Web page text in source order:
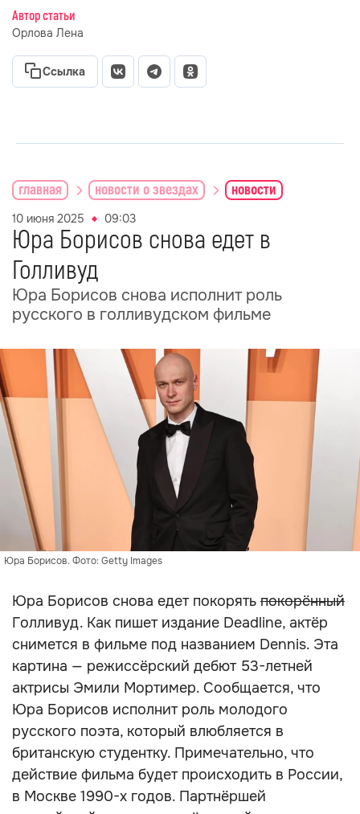
Автор статьи
Орлова Лена
Ссылка
главная новости о звездах новости
10 июня 2025 09:03
Юра Борисов снова едет в
Голливуд
Юра Борисов снова исполнит роль
русского в голливудском фильме
Юра Борисов. Фото: Getty Images
Юра Борисов снова едет покорять покорённый
Голливуд. Как пишет издание Deadline, актёр
снимется в фильме под названием Dennis. Эта
картина — режиссёрский дебют 53-летней
актрисы Эмили Мортимер. Сообщается, что
Юра Борисов исполнит роль молодого
русского поэта, который влюбляется в
британскую студентку. Примечательно, что
действие фильма будет происходить в России,
в Москве 1990-х годов. Партнёршей